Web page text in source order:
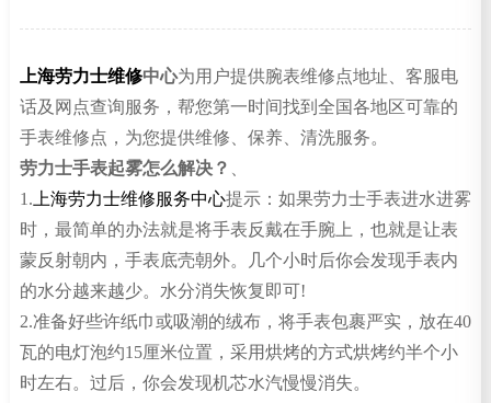
上海劳力士维修中心为用户提供腕表维修点地址、客服电
话及网点查询服务，帮您第一时间找到全国各地区可靠的
手表维修点，为您提供维修、保养、清洗服务。
劳力士手表起雾怎么解决？
1. 上海劳力士维修服务中心提示：如果劳力士手表进水进雾
时，最简单的办法就是将手表反戴在手腕上，也就是让表
蒙反射朝内，手表底壳朝外。几个小时后你会发现手表内
的水分越来越少。水分消失恢复即可!
2.准备好些许纸巾或吸潮的绒布，将手表包裹严实，放在40
瓦的电灯泡约15厘米位置，采用烘烤的方式烘烤约半个小
时左右。过后，你会发现机芯水汽慢慢消失。